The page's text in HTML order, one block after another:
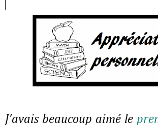
J'avais beaucoup aimé le